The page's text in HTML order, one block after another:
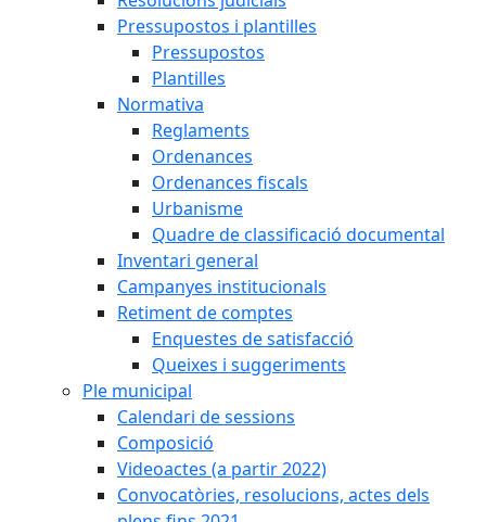
Pressupostos i plantilles
Pressupostos
Plantilles
Normativa
Reglaments
Ordenances
Ordenances fiscals
Urbanisme
Quadre de classificació documental
Inventari general
Campanyes institucionals
Retiment de comptes
Enquestes de satisfacció
Queixes i suggeriments
Ple municipal
Calendari de sessions
Composició
Videoactes (a partir 2022)
Convocatòries, resolucions, actes dels